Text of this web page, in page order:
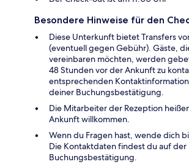
Besondere Hinweise für den
Diese Unterkunft bietet Transfers
(eventuell gegen Gebühr). Gäste,
vereinbaren möchten, werden
48 Stunden vor der Ankunft zu
entsprechenden
deiner Buchungsbestätigung.
Die Mitarbeiter der Rezeption
Ankunft willkommen.
Wenn du Fragen hast, wende dich
Die Kontaktdaten findest du auf der
Buchungsbestätigung.